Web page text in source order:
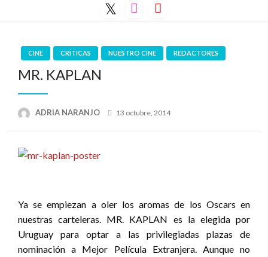
al
CINE CRÍTICAS NUESTRO CINE REDACTORES
MR. KAPLAN
ADRIA NARANJO
Publicado
13 octubre, 2014
Ya se empiezan a oler los aromas de los Oscars en
nuestras carteleras. MR. KAPLAN es la elegida por
Uruguay para optar a las privilegiadas plazas de
nominación a Mejor Película Extranjera. Aunque no